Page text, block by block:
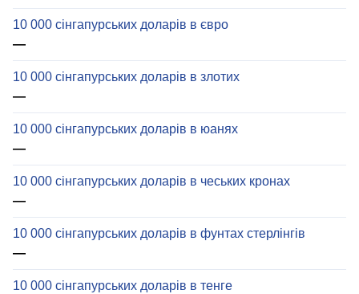
10 000 сінгапурських доларів в євро
—
10 000 сінгапурських доларів в злотих
—
10 000 сінгапурських доларів в юанях
—
10 000 сінгапурських доларів в чеських кронах
—
10 000 сінгапурських доларів в фунтах стерлінгів
—
10 000 сінгапурських доларів в тенге